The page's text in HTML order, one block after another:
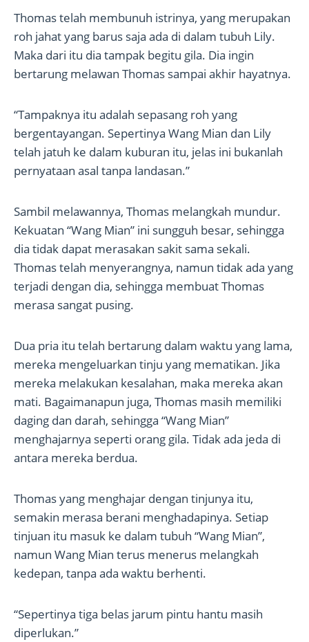
Thomas telah membunuh istrinya, yang merupakan
roh jahat yang barus saja ada di dalam tubuh Lily.
Maka dari itu dia tampak begitu gila. Dia ingin
bertarung melawan Thomas sampai akhir hayatnya.
“Tampaknya itu adalah sepasang roh yang
bergentayangan. Sepertinya Wang Mian dan Lily
telah jatuh ke dalam kuburan itu, jelas ini bukanlah
pernyataan asal tanpa landasan.”
Sambil melawannya, Thomas melangkah mundur.
Kekuatan “Wang Mian” ini sungguh besar, sehingga
dia tidak dapat merasakan sakit sama sekali.
Thomas telah menyerangnya, namun tidak ada yang
terjadi dengan dia, sehingga membuat Thomas
merasa sangat pusing.
Dua pria itu telah bertarung dalam waktu yang lama,
mereka mengeluarkan tinju yang mematikan. Jika
mereka melakukan kesalahan, maka mereka akan
mati. Bagaimanapun juga, Thomas masih memiliki
daging dan darah, sehingga “Wang Mian”
menghajarnya seperti orang gila. Tidak ada jeda di
antara mereka berdua.
Thomas yang menghajar dengan tinjunya itu,
semakin merasa berani menghadapinya. Setiap
tinjuan itu masuk ke dalam tubuh “Wang Mian”,
namun Wang Mian terus menerus melangkah
kedepan, tanpa ada waktu berhenti.
“Sepertinya tiga belas jarum pintu hantu masih
diperlukan.”